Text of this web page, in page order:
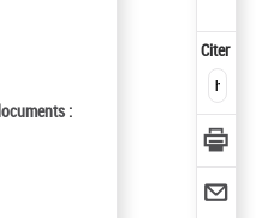
:
Citer